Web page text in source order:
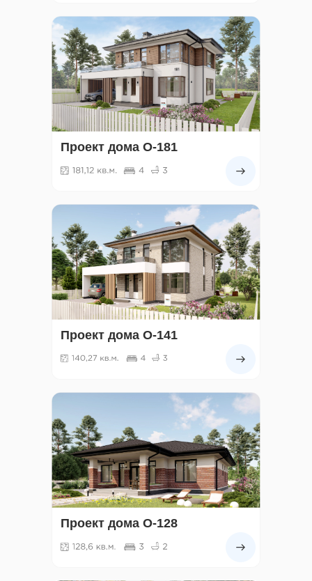
Проект дома О-141
Проект дома О-128
Проект дома О-181